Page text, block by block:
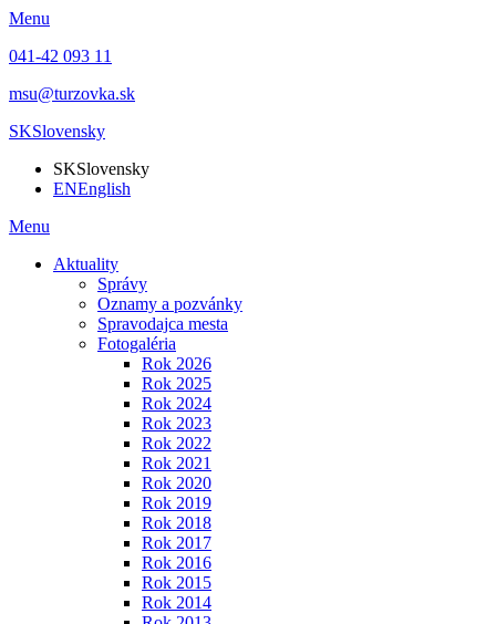
Menu
041-42 093 11
msu@turzovka.sk
SKSlovensky
SKSlovensky
ENEnglish
Menu
Aktuality
Správy
Oznamy a pozvánky
Spravodajca mesta
Fotogaléria
Rok 2026
Rok 2025
Rok 2024
Rok 2023
Rok 2022
Rok 2021
Rok 2020
Rok 2019
Rok 2018
Rok 2017
Rok 2016
Rok 2015
Rok 2014